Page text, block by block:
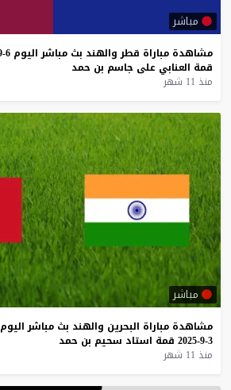
مباشر
مشاهدة مباراة قطر والهند بث مباشر اليوم 6-9-2025
قمة العنابي على جاسم بن حمد
منذ 11 شهر
مباشر
مشاهدة مباراة البحرين والهند بث مباشر اليوم
3-9-2025
قمة استاد سحيم بن حمد
منذ 11 شهر